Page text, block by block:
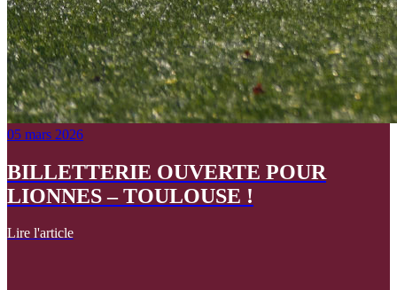
05 mars 2026
BILLETTERIE OUVERTE POUR
LIONNES – TOULOUSE !
Lire l'article